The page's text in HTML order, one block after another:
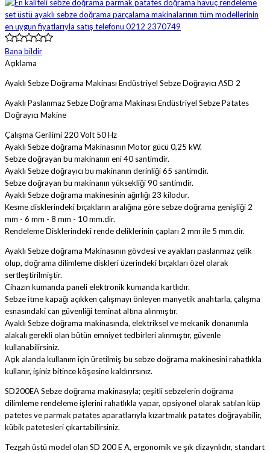
Bana bildir
Açıklama
Ayaklı Sebze Doğrama Makinası Endüstriyel Sebze Doğrayıcı ASD 2
Ayaklı Paslanmaz Sebze Doğrama Makinası Endüstriyel Sebze Patates
Doğrayıcı Makine
Çalışma Gerilimi 220 Volt 50 Hz
Ayaklı Sebze doğrama Makinasının Motor gücü 0,25 kW.
Sebze doğrayan bu makinanın eni 40 santimdir.
Ayaklı Sebze doğrayıcı bu makinanın derinliği 65 santimdir.
Sebze doğrayan bu makinanın yüksekliği 90 santimdir.
Ayaklı Sebze doğrama makinesinin ağırlığı 23 kilodur.
Kesme disklerindeki bıçakların aralığına göre sebze doğrama genişliği 2
mm - 6 mm - 8 mm - 10 mm.dir.
Rendeleme Disklerindeki rende deliklerinin çapları 2 mm ile 5 mm.dir.
Ayaklı Sebze doğrama Makinasının gövdesi ve ayakları paslanmaz çelik
olup, doğrama dilimleme diskleri üzerindeki bıçakları özel olarak
sertleştirilmiştir.
Cihazın kumanda paneli elektronik kumanda kartlıdır.
Sebze itme kapağı açıkken çalışmayı önleyen manyetik anahtarla, çalışma
esnasındaki can güvenliği teminat altına alınmıştır.
Ayaklı Sebze doğrama makinasında, elektriksel ve mekanik donanımla
alakalı gerekli olan bütün emniyet tedbirleri alınmıştır, güvenle
kullanabilirsiniz.
Açık alanda kullanım için üretilmiş bu sebze doğrama makinesini rahatlıkla
kullanır, işiniz bitince köşesine kaldırırsınız.
SD200EA Sebze doğrama makinasıyla; çeşitli sebzelerin doğrama
dilimleme rendeleme işlerini rahatlıkla yapar, opsiyonel olarak satılan küp
patetes ve parmak patates aparatlarıyla kızartmalık patates doğrayabilir,
kübik patetesleri çıkartabilirsiniz.
Tezgah üstü model olan SD 200 E A, ergonomik ve şık dizaynlıdır, standart